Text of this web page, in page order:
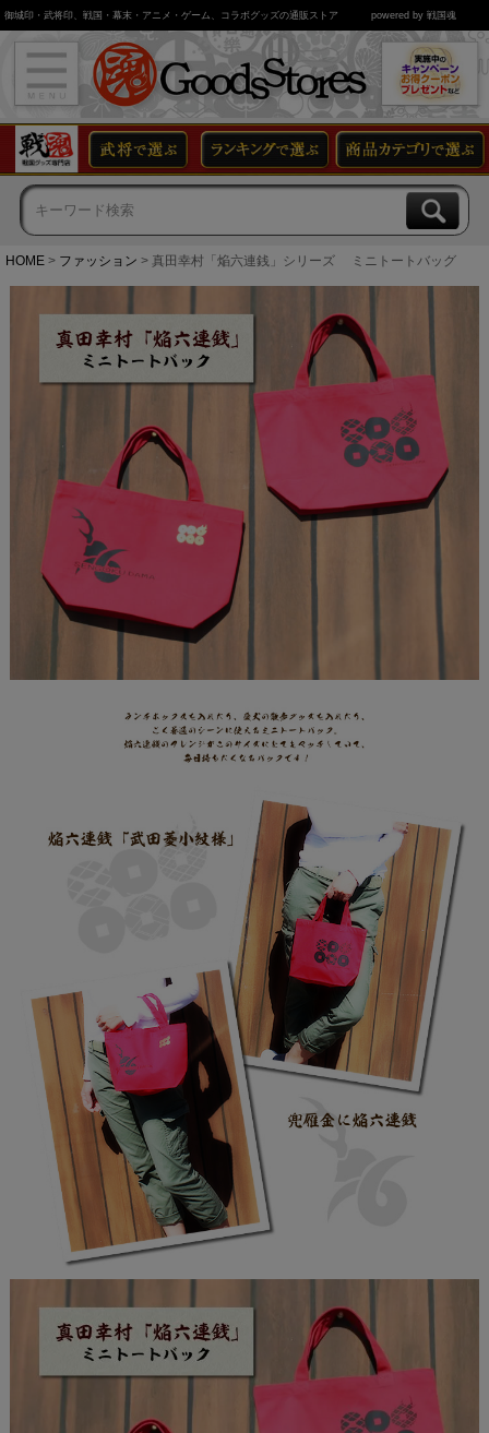
御城印・武将印、戦国・幕末・アニメ・ゲーム、コラボグッズの通販ストア powered by 戦国魂
HOME ファッション 真田幸村「焔六連銭」シリーズ ミニトートバッグ